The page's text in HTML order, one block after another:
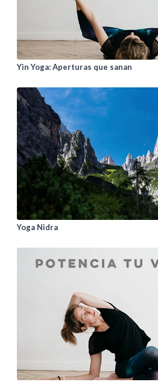
Yin Yoga: Aperturas que sanan
Yoga Nidra